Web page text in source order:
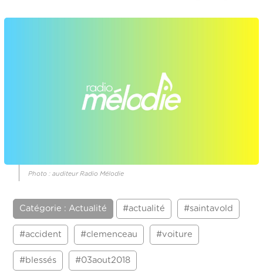
Photo : auditeur Radio Mélodie
Catégorie : Actualité #actualité #saintavold
#accident #clemenceau #voiture
#blessés #03aout2018